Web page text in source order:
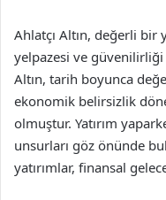
Ahlatçı Altın, değerli bir
yelpazesi ve güvenilirliği
Altın, tarih boyunca
ekonomik belirsizlik
olmuştur. Yatırım
unsurları göz önünde
yatırımlar, finansal